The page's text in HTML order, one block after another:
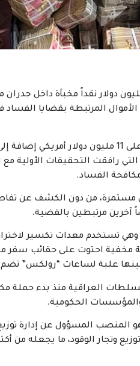
– أعلنت السلطات القضائية العراقية ضبط نحو 14 مليون
المرتبطة بقضايا
وقال المجلس الأعلى للقضاء في بيان إن المحققين عثروا على
رافقت التحقيقات الأولية مع
الفساد.
مستمرة، من دون الكشف عن
آخرين مرتبطين بالقضية.
تستخدم معدات تكسير
مخفية احتوت على حقائب سفر
بينها علبة لساعات “رولكس”
العراقية منذ بدء حملة
والمؤسسات الحكومية.
المنصب المسؤول عن إدارة
وتجار الوقود، ما يجعله من